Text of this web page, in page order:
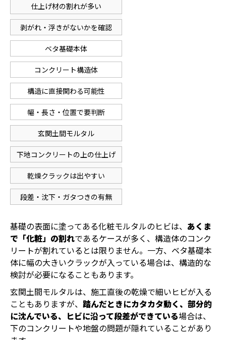
仕上げ材の割れが多い
剥がれ・浮きがないかを確認
ベタ基礎本体
コンクリート構造体
構造に直接関わる可能性
幅・長さ・位置で要判断
玄関土間モルタル
下地コンクリートの上の仕上げ
乾燥クラックは出やすい
段差・沈下・ガタつきの有無
基礎の表面に塗ってある化粧モルタルのヒビは、 あくま
で「化粧」の割れであるケースが多く、構造体のコンク
リートが割れているとは限りません。一方、ベタ基礎本
体に幅の大きいクラックが入っている場合は、構造的な
検討が必要になることもあります。
玄関土間モルタルは、施工直後の乾燥で細いヒビが入る
こともありますが、 踏んだときにカタカタ動く、部分的
に沈んでいる、ヒビに沿って段差ができている場合は、
下のコンクリートや地盤の問題が隠れていることがあり